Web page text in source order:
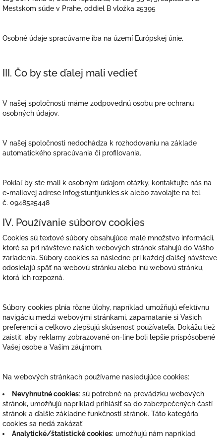
Mestskom súde v Prahe, oddiel B vložka 25395
Osobné údaje spracúvame iba na území Európskej únie.
III. Čo by ste ďalej mali vedieť
V našej spoločnosti máme zodpovednú osobu pre ochranu
osobných údajov.
V našej spoločnosti nedochádza k rozhodovaniu na základe
automatického spracúvania či profilovania.
Pokiaľ by ste mali k osobným údajom otázky, kontaktujte nás na
e-mailovej adrese info@stuntjunkies.sk alebo zavolajte na tel.
č. 0948525448
IV. Používanie súborov cookies
Cookies sú textové súbory obsahujúce malé množstvo informácií,
ktoré sa pri návšteve našich webových stránok sťahujú do Vášho
zariadenia. Súbory cookies sa následne pri každej ďalšej návšteve
odosielajú späť na webovú stránku alebo inú webovú stránku,
ktorá ich rozpozná.
Súbory cookies plnia rôzne úlohy, napríklad umožňujú efektívnu
navigáciu medzi webovými stránkami, zapamätanie si Vašich
preferencií a celkovo zlepšujú skúsenosť používateľa. Dokážu tiež
zaistiť, aby reklamy zobrazované on-line boli lepšie prispôsobené
Vašej osobe a Vašim záujmom.
Na webových stránkach používame nasledujúce cookies:
Nevyhnutné cookies: sú potrebné na prevádzku webových
stránok, umožňujú napríklad prihlásiť sa do zabezpečených častí
stránok a ďalšie základné funkčnosti stránok. Táto kategória
cookies sa nedá zakázať.
Analytické/štatistické cookies: umožňujú nám napríklad